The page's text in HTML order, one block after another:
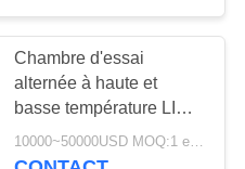
116
Chambre d'essai
alternée à haute et
basse température LIYI
refroidie à l'eau 225L
10000~50000USD MOQ:1 ensemble